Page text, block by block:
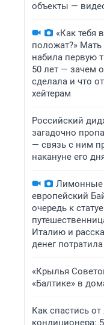
объекты —
«Как тебя
положат?» Мать
набила первую
50 лет — зачем
сделала и что
хейтерам
Российский
загадочно
— связь с ним
накануне его
Лимонные
европейский
очередь к
Италию и
денег потратила
«Крылья
«Балтике» в
Как спастись
кондиционера: